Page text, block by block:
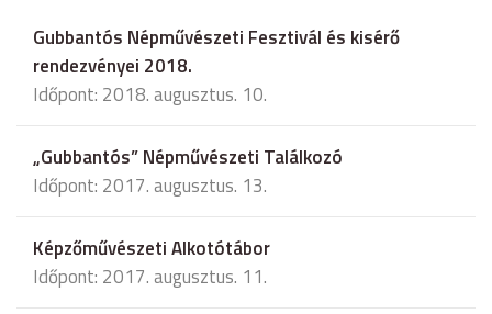
Gubbantós Népművészeti Fesztivál és kisérő
rendezvényei 2018.
Időpont: 2018. augusztus. 10.
„Gubbantós” Népművészeti Találkozó
Időpont: 2017. augusztus. 13.
Képzőművészeti Alkotótábor
Időpont: 2017. augusztus. 11.